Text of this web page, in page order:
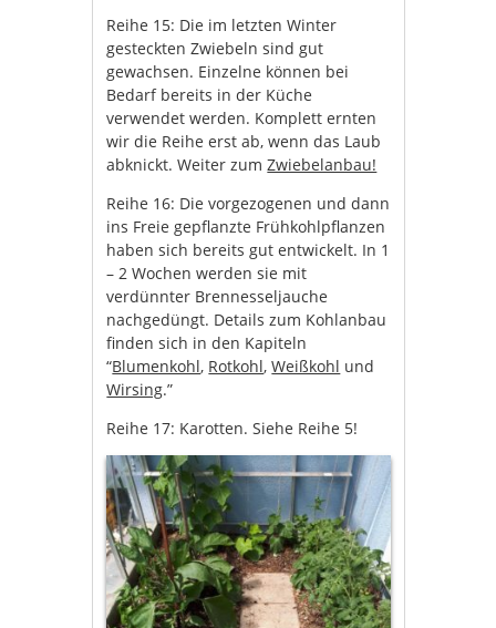
Reihe 15: Die im letzten Winter
gesteckten Zwiebeln sind gut
gewachsen. Einzelne können bei
Bedarf bereits in der Küche
verwendet werden. Komplett ernten
wir die Reihe erst ab, wenn das Laub
abknickt. Weiter zumZwiebelanbau!
Reihe 16: Die vorgezogenen und dann
ins Freie gepflanzte Frühkohlpflanzen
haben sich bereits gut entwickelt. In 1
– 2 Wochen werden sie mit
verdünnter Brennesseljauche
nachgedüngt. Details zum Kohlanbau
finden sich in den Kapiteln
“Blumenkohl, Rotkohl,Weißkohl und
Wirsing.”
Reihe 17: Karotten. Siehe Reihe 5!